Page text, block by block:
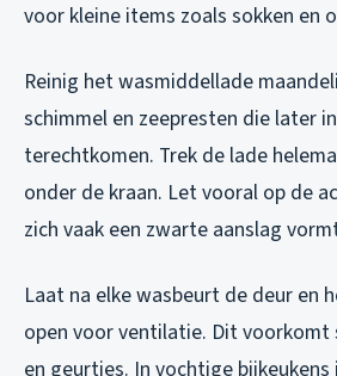
voor kleine items zoals sokken en
Reinig het wasmiddellade
schimmel en zeepresten die later
terechtkomen. Trek de lade
onder de kraan. Let vooral op de
zich vaak een zwarte aanslag
Laat na elke wasbeurt de deur en
open voor ventilatie. Dit voorkomt
en geurtjes. In vochtige